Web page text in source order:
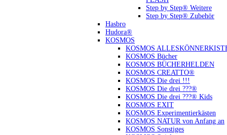
Step by Step® Weitere
Step by Step® Zubehör
Hasbro
Hudora®
KOSMOS
KOSMOS
KOSMOS Bücher
KOSMOS BÜCHERHELDEN
KOSMOS CREATTO®
KOSMOS Die drei !!!
KOSMOS Die drei ???®
KOSMOS Die drei ???® Kids
KOSMOS EXIT
KOSMOS Experimentierkästen
KOSMOS NATUR von Anfang an
KOSMOS Sonstiges